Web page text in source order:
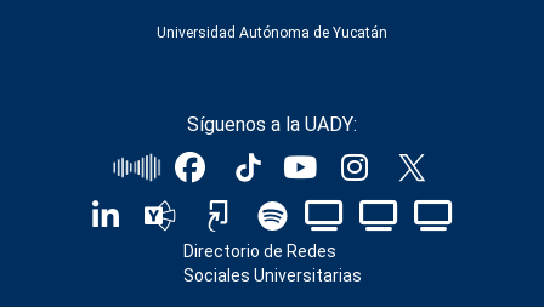
Universidad Autónoma de Yucatán
Síguenos a la UADY:
Directorio de Redes
Sociales Universitarias